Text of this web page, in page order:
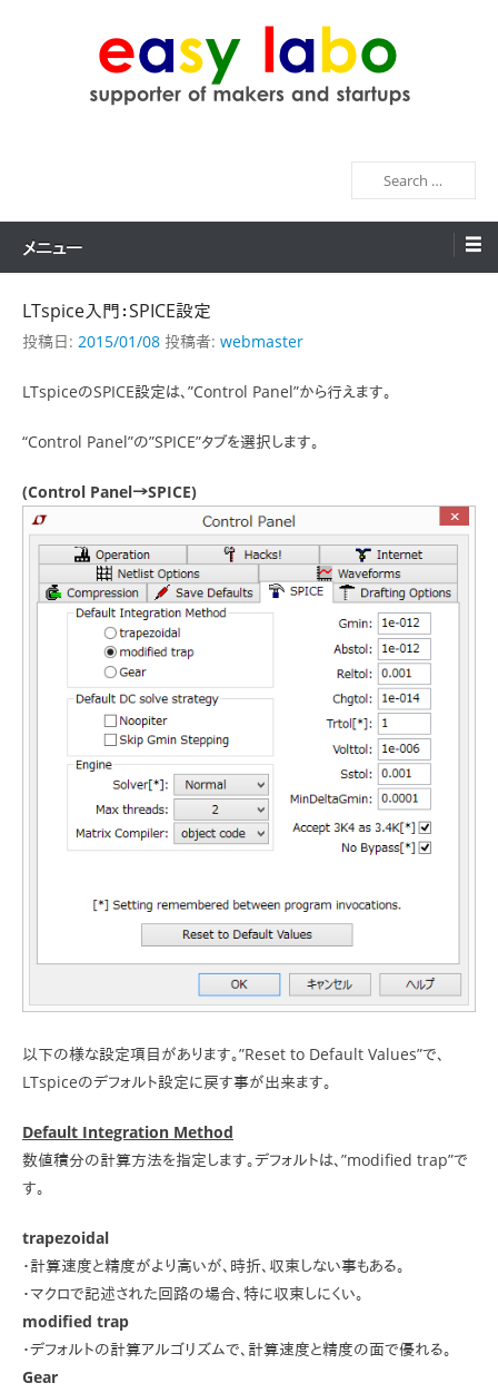
検
索
メニュー
LTspice入門：SPICE設定
投稿日: 2015/01/08 投稿者: webmaster
LTspiceのSPICE設定は、”Control Panel”から行えます。
“Control Panel”の”SPICE”タブを選択します。
(Control Panel→SPICE)
以下の様な設定項目があります。”Reset to Default Values”で、
LTspiceのデフォルト設定に戻す事が出来ます。
Default Integration Method
数値積分の計算方法を指定します。デフォルトは、”modified trap”で
す。
trapezoidal
・計算速度と精度がより高いが、時折、収束しない事もある。
・マクロで記述された回路の場合、特に収束しにくい。
modified trap
・デフォルトの計算アルゴリズムで、計算速度と精度の面で優れる。
Gear